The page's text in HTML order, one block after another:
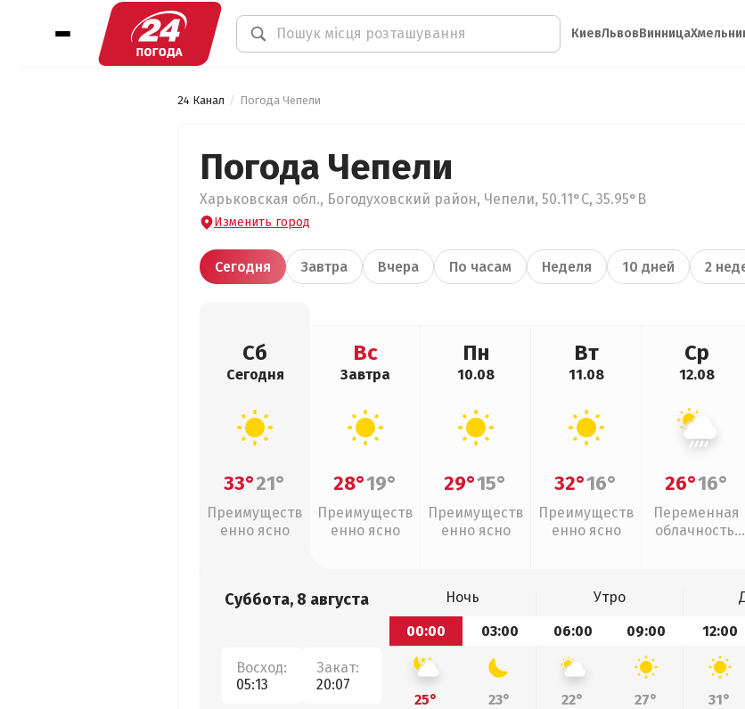
КиевЛьвовВинница
24 Канал Погода Чепели
Погода Чепели
Харьковская обл., Богодуховский район, Чепели, 50.11°С, 35.95°В
Изменить город
Сегодня Завтра Вчера По часам Неделя 10 дней 2
Сб
Сегодня
33°21°
Преимуществ
енно ясно
Вс
Завтра
28°19°
Преимуществ
енно ясно
Пн
10.08
29°15°
Преимуществ
енно ясно
Вт
11.08
32°16°
Преимуществ
енно ясно
Ср
12.08
26°16°
Переменная
облачность,
Суббота, 8 августа
Восход:
05:13
Закат:
20:07
Ночь Утро
00:00
03:00 06:00 09:00 12:00
25° 23° 22° 27° 31°